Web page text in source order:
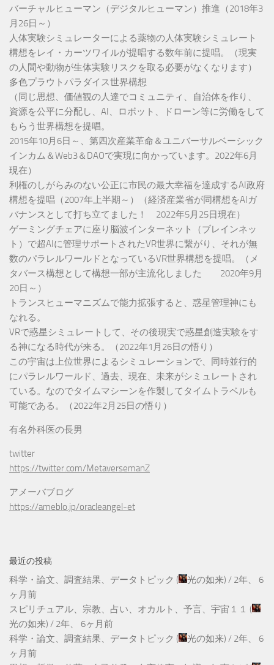
バーチャルヒューマン（デジタルヒューマン）推進（2018年3
月26日～）
人体実験シミュレーターによる薬物の人体実験シミュレート
構想をレイ・カーツワイルが提唱する数年前に提唱。（現実
の人間や動物が生体実験リスクを取る必要がなくなります）
多色プラウトパラダイス世界構想
（同じ思想、価値観の人達でコミュニティ、自治体を作り、
資源を公平に分配し、AI、ロボット、ドローン等に労働をして
もらう世界構想を提唱。
2015年10月6日～、第四次産業革命＆ユニバーサルベーシック
インカム＆Web3＆DAOで実現に向かっています。2022年6月
現在）
利権のしがらみのない公正に市民の最大幸福を達成するAI政府
構想を提唱（2007年上半期～）（経済産業省が同構想をAIガ
バナンスとして打ち立てました！ 2022年5月25日現在）
ゲーミングチェアに座り脳波インターネット（ブレインネッ
ト）で超AIに管理サポートされたVR世界に繋がり、それが無
数のパラレルワールドとなっているVR世界構想を提唱。（メ
タバース構想として構想一部が主流化しました 2020年9月
20日～）
トランスヒューマニズムで能力拡張すると、惑星管理神にも
なれる。
VRで惑星シミュレートして、その後現実で惑星創造実験をす
る神になる時代が来る。（2022年1月26日の悟り）
この宇宙は上位世界によるシミュレーションで、同時並行的
にパラレルワールド、過去、現在、未来がシミュレートされ
ている。なのでタイムマシーンを作製してタイムトラベルも
可能である。（2022年2月25日の悟り）
有名外科医の長男
twitter
https://twitter.com/MetaversemanZ
アメーバブログ
https://ameblo.jp/oracleangel-et
最近の投稿
科学・論文、調査結果、データトピック ( 光の如来) / 2年、 6
ヶ月前
スピリチュアル、宗教、占い、オカルト、予言、宇宙１１ (
光の如来) / 2年、 6ヶ月前
科学・論文、調査結果、データトピック ( 光の如来) / 2年、 6
ヶ月前